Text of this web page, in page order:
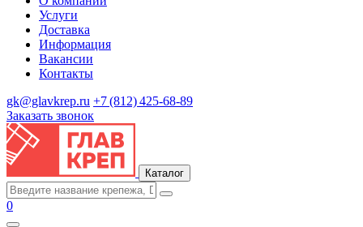
Услуги
Доставка
Информация
Вакансии
Контакты
gk@glavkrep.ru +7 (812) 425-68-89
Заказать звонок
Каталог
0